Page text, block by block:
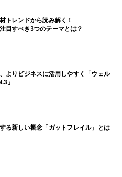
トレンドから読み解く！
目すべき3つのテーマとは？
よりビジネスに活用しやすく「ウェル
」
る新しい概念「ガットフレイル」とは